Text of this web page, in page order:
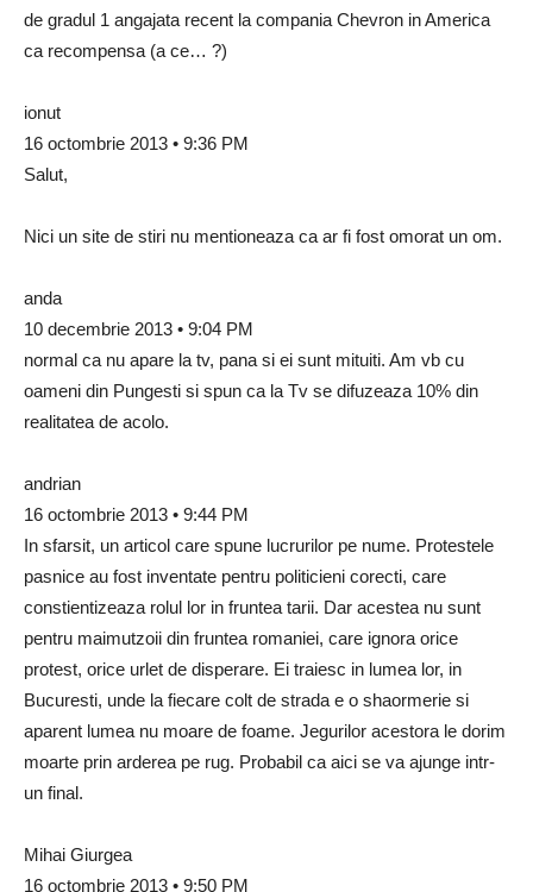
de gradul 1 angajata recent la compania Chevron in America
ca recompensa (a ce… ?)
ionut
16 octombrie 2013 • 9:36 PM
Salut,
Nici un site de stiri nu mentioneaza ca ar fi fost omorat un om.
anda
10 decembrie 2013 • 9:04 PM
normal ca nu apare la tv, pana si ei sunt mituiti. Am vb cu
oameni din Pungesti si spun ca la Tv se difuzeaza 10% din
realitatea de acolo.
andrian
16 octombrie 2013 • 9:44 PM
In sfarsit, un articol care spune lucrurilor pe nume. Protestele
pasnice au fost inventate pentru politicieni corecti, care
constientizeaza rolul lor in fruntea tarii. Dar acestea nu sunt
pentru maimutzoii din fruntea romaniei, care ignora orice
protest, orice urlet de disperare. Ei traiesc in lumea lor, in
Bucuresti, unde la fiecare colt de strada e o shaormerie si
aparent lumea nu moare de foame. Jegurilor acestora le dorim
moarte prin arderea pe rug. Probabil ca aici se va ajunge intr-
un final.
Mihai Giurgea
16 octombrie 2013 • 9:50 PM